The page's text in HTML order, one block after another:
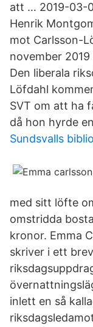
att … 2019-03-
Henrik
mot Carlsson-
november
Den liberala
Löfdahl
SVT om att ha
då hon hyrde
Sundsvalls
med sitt löfte
omstridda
kronor. Emma
skriver i ett
inlett en så